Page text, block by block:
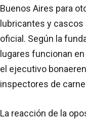
Buenos Aires para
lubricantes y cascos
oficial. Según la
lugares funcionan
el ejecutivo
inspectores de
La reacción de la